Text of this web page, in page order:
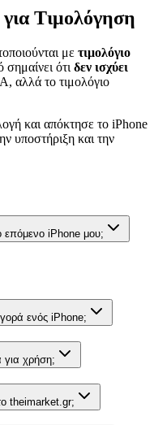
Τιμολόγηση
με τιμολόγιο
ότι δεν ισχύει
αλλά το τιμολόγιο
και απόκτησε το iPhone
υποστήριξη και την
επόμενο iPhone μου;
ενός iPhone;
για χρήση;
theimarket.gr;